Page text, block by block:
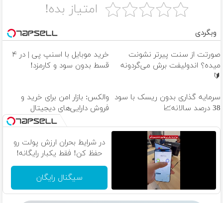
امتیاز بده!
وبگردی
صورتت از سنت پیرتر نشونت
میده؟ اندولیفت برش می‌گردونه
🔰
خرید موبایل با اسنپ پی | در ۴
قسط بدون سود و کارمزد!
سرمایه گذاری بدون ریسک با سود
38 درصد سالانه📈
والکس: بازار امن برای خرید و
فروش دارایی‌های دیجیتال
در شرایط بحران ارزش پولت رو
حفظ کن! فقط یکبار رایگانه!
سیگنال رایگان